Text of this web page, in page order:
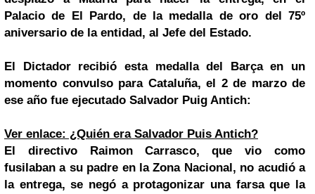
Palacio de El Pardo, de la medalla de oro del 75º
aniversario de la entidad, al Jefe del Estado.
El Dictador recibió esta medalla del Barça en un
momento convulso para Cataluña, el 2 de marzo de
ese año fue ejecutado Salvador Puig Antich:
Ver enlace: ¿Quién era Salvador Puis Antich?
El directivo Raimon Carrasco, que vio como
fusilaban a su padre en la Zona Nacional, no acudió a
la entrega, se negó a protagonizar una farsa que la